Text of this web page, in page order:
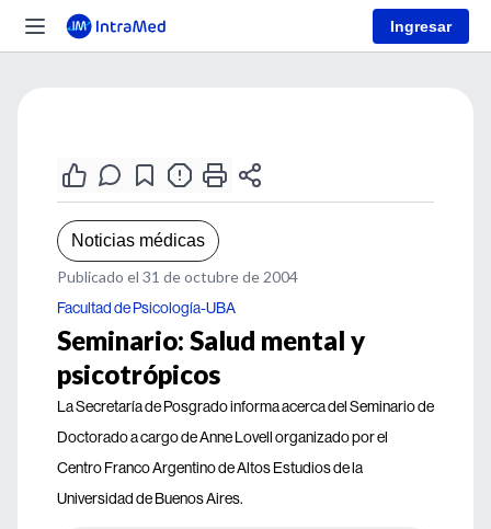
Ingresar
Noticias médicas
Publicado el 31 de octubre de 2004
Facultad de Psicología-UBA
Seminario: Salud mental y
psicotrópicos
La Secretaría de Posgrado informa acerca del Seminario de
Doctorado a cargo de Anne Lovell organizado por el
Centro Franco Argentino de Altos Estudios de la
Universidad de Buenos Aires.